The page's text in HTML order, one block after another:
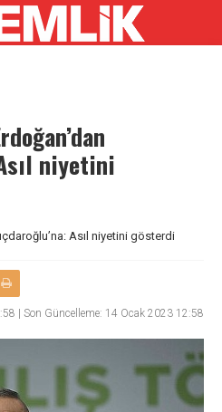
niyetini
Asıl niyetini gösterdi
| Son Güncelleme: 14 Ocak 2023 12:58